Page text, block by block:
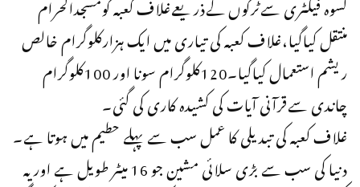
منتقل کیاگیا،غلاف کعبہ کی تیاری میں ایک ہزارکلوگرام خالص
ریشم استعمال کیاگیا۔120کلوگرام سونا اور 100کلوگرام
چاندی سےقرآنی آیات کی کشیدہ کاری کی گئی۔
غلاف کعبہ کی تبدیلی کا عمل سب سے پہلے حطیم میں ہوتا ہے۔
دنیا کی سب سے بڑی سلائی مشین جو 16 میٹر طویل ہے اور یہ